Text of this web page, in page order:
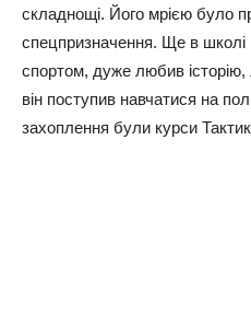
складнощі. Його мрією було
спецпризначення. Ще в школі
спортом, дуже любив
він поступив навчатися на
захоплення були курси